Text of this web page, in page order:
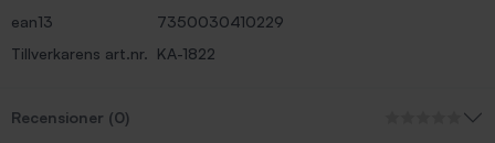
ean13
7350030410229
Tillverkarens art.nr. KA-1822
Recensioner (0)